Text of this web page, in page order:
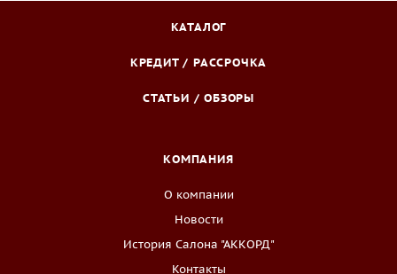
КАТАЛОГ
КРЕДИТ / РАССРОЧКА
СТАТЬИ / ОБЗОРЫ
КОМПАНИЯ
О компании
Новости
История Салона "АККОРД"
Контакты